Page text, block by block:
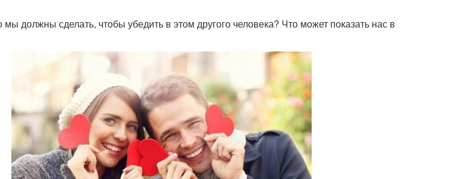
мы должны сделать, чтобы убедить в этом другого человека? Что может показать нас в